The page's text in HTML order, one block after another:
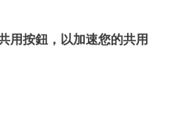
用按鈕，以加速您的共用